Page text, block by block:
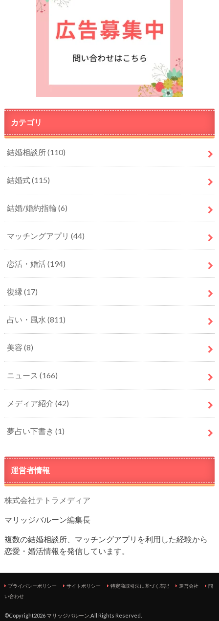
カテゴリ
結婚相談所(110)
結婚式(115)
結婚/婚約指輪 (6)
マッチングアプリ (44)
恋活・婚活(194)
復縁 (17)
占い・風水 (811)
美容 (8)
ニュース (166)
メディア紹介 (42)
夢占い下書き (1)
運営者情報
株式会社テトラメディア
マリッジバルーン編集長
複数の結婚相談所、マッチングアプリを利用した経験から
恋愛・婚活情報を発信しています。
プライバシーポリシー サイトポリシー 特定商取引法に基づく表記 運営会社
問
い合わせ
©Copyright2026 マリッジバルーン .All Rights Reserved.